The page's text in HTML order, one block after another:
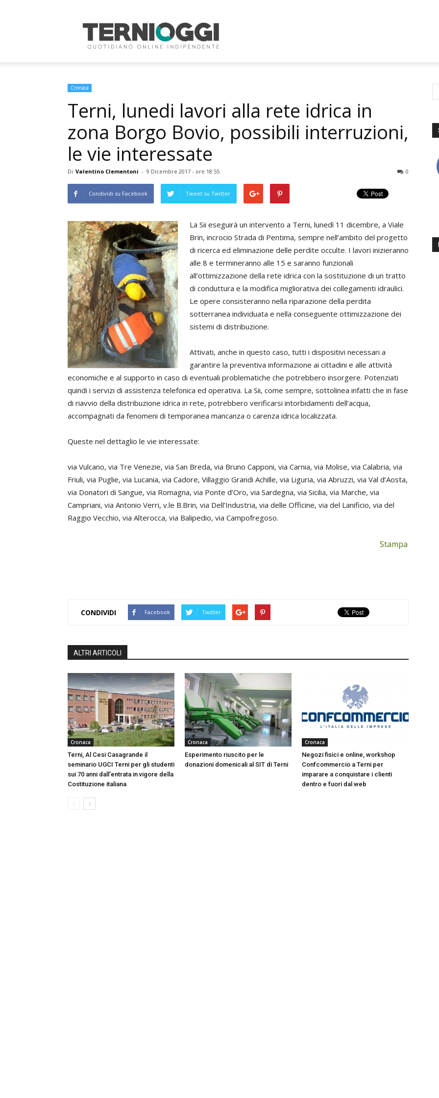
Oggi
Cronaca
Terni, lunedi lavori alla rete idrica in
zona Borgo Bovio, possibili interruzioni,
le vie interessate
Di Valentino Clementoni - 9 Dicembre 2017 - ore 18:55 0
Condividi su Facebook Tweet su Twitter
La Sii eseguirà un intervento a Terni, lunedì 11 dicembre, a Viale
Brin, incrocio Strada di Pentima, sempre nell’ambito del progetto
di ricerca ed eliminazione delle perdite occulte. I lavori inizieranno
alle 8 e termineranno alle 15 e saranno funzionali
all’ottimizzazione della rete idrica con la sostituzione di un tratto
di conduttura e la modifica migliorativa dei collegamenti idraulici.
Le opere consisteranno nella riparazione della perdita
sotterranea individuata e nella conseguente ottimizzazione dei
sistemi di distribuzione.
Attivati, anche in questo caso, tutti i dispositivi necessari a
garantire la preventiva informazione ai cittadini e alle attività
economiche e al supporto in caso di eventuali problematiche che potrebbero insorgere. Potenziati
quindi i servizi di assistenza telefonica ed operativa. La Sii, come sempre, sottolinea infatti che in fase
di riavvio della distribuzione idrica in rete, potrebbero verificarsi intorbidamenti dell’acqua,
accompagnati da fenomeni di temporanea mancanza o carenza idrica localizzata.
Queste nel dettaglio le vie interessate:
via Vulcano, via Tre Venezie, via San Breda, via Bruno Capponi, via Carnia, via Molise, via Calabria, via
Friuli, via Puglie, via Lucania, via Cadore, Villaggio Grandi Achille, via Liguria, via Abruzzi, via Val d’Aosta,
via Donatori di Sangue, via Romagna, via Ponte d’Oro, via Sardegna, via Sicilia, via Marche, via
Campriani, via Antonio Verri, v.le B.Brin, via Dell’Industria, via delle Officine, via del Lanificio, via del
Raggio Vecchio, via Alterocca, via Balipedio, via Campofregoso.
Stampa
CONDIVIDI Facebook Twitter
ALTRI ARTICOLI
Cronaca
Terni, Al Cesi Casagrande il
seminario UGCI Terni per gli studenti
sui 70 anni dall’entrata in vigore della
Costituzione italiana
Cronaca
Esperimento riuscito per le
donazioni domenicali al SIT di Terni
Cronaca
Negozi fisici e online, workshop
Confcommercio a Terni per
imparare a conquistare i clienti
dentro e fuori dal web